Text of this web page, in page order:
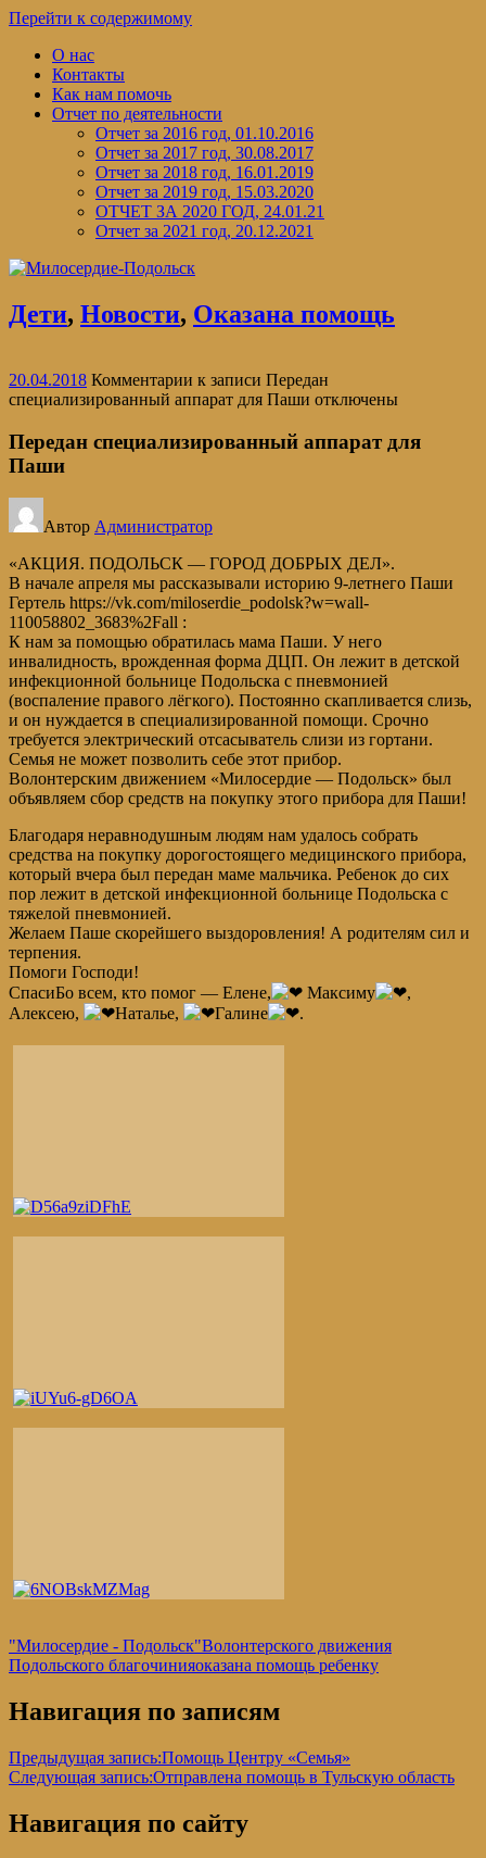
Перейти к содержимому
О нас
Контакты
Как нам помочь
Отчет по деятельности
Отчет за 2016 год, 01.10.2016
Отчет за 2017 год, 30.08.2017
Отчет за 2018 год, 16.01.2019
Отчет за 2019 год, 15.03.2020
ОТЧЕТ ЗА 2020 ГОД, 24.01.21
Отчет за 2021 год, 20.12.2021
Дети, Новости, Оказана помощь
20.04.2018 Комментарии к записи Передан
специализированный аппарат для Паши отключены
Передан специализированный аппарат для
Паши
Автор Администратор
«АКЦИЯ. ПОДОЛЬСК — ГОРОД ДОБРЫХ ДЕЛ».
В начале апреля мы рассказывали историю 9-летнего Паши
Гертель https://vk.com/miloserdie_podolsk?w=wall-
110058802_3683%2Fall :
К нам за помощью обратилась мама Паши. У него
инвалидность, врожденная форма ДЦП. Он лежит в детской
инфекционной больнице Подольска с пневмонией
(воспаление правого лёгкого). Постоянно скапливается слизь,
и он нуждается в специализированной помощи. Срочно
требуется электрический отсасыватель слизи из гортани.
Семья не может позволить себе этот прибор.
Волонтерским движением «Милосердие — Подольск» был
объявляем сбор средств на покупку этого прибора для Паши!
Благодаря неравнодушным людям нам удалось собрать
средства на покупку дорогостоящего медицинского прибора,
который вчера был передан маме мальчика. Ребенок до сих
пор лежит в детской инфекционной больнице Подольска с
тяжелой пневмонией.
Желаем Паше скорейшего выздоровления! А родителям сил и
терпения.
Помоги Господи!
СпасиБо всем, кто помог — Елене,
Максиму
,
Алексею,
Наталье, Галине .
"Милосердие - Подольск"Волонтерского движения
Подольского благочинияоказана помощь ребенку
Навигация по записям
Предыдущая запись:Помощь Центру «Семья»
Следующая запись:Отправлена помощь в Тульскую область
Навигация по сайту